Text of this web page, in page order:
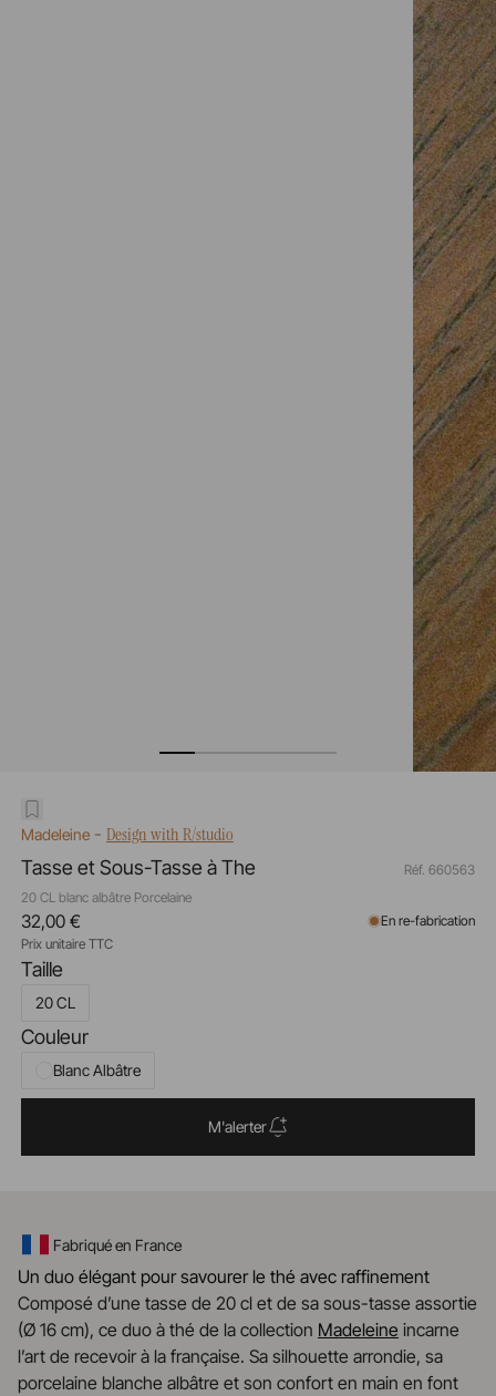
Madeleine- Design with R/studio
Tasse et Sous-Tasse à The
20 CL blanc albâtre Porcelaine
Réf. 660563
Taille
20 CL
Couleur
Blanc Albâtre
32,00 €
Prix unitaire TTC
En re-fabrication
M'alerter
Fabriqué en France
Un duo élégant pour savourer le thé avec raffinement
Composé d’une tasse de 20 cl et de sa sous-tasse assortie
(Ø 16 cm), ce duo à thé de la collection Madeleine incarne
l’art de recevoir à la française. Sa silhouette arrondie, sa
porcelaine blanche albâtre et son confort en main en font